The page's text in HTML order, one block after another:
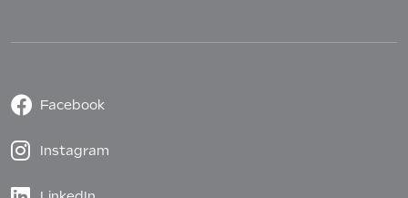
Facebook
Instagram